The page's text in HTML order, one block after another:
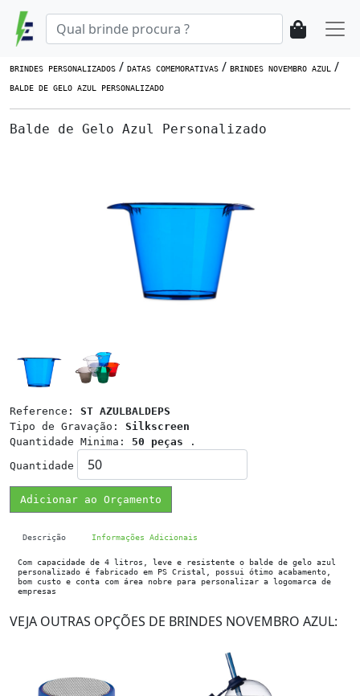
BRINDES PERSONALIZADOS / DATAS COMEMORATIVAS / BRINDES NOVEMBRO AZUL /
BALDE DE GELO AZUL PERSONALIZADO
Balde de Gelo Azul Personalizado
Reference: ST AZULBALDEPS
Tipo de Gravação: Silkscreen
Quantidade Minima: 50 peças .
Quantidade
Adicionar ao Orçamento
Descrição Informações Adicionais
Com capacidade de 4 litros, leve e resistente o balde de gelo azul
personalizado é fabricado em PS Cristal, possui ótimo acabamento,
bom custo e conta com área nobre para personalizar a logomarca de
empresas
VEJA OUTRAS OPÇÕES DE BRINDES NOVEMBRO AZUL: